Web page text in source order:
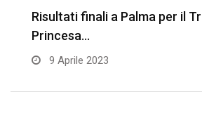
Risultati finali a Palma per il
Princesa…
9 Aprile 2023